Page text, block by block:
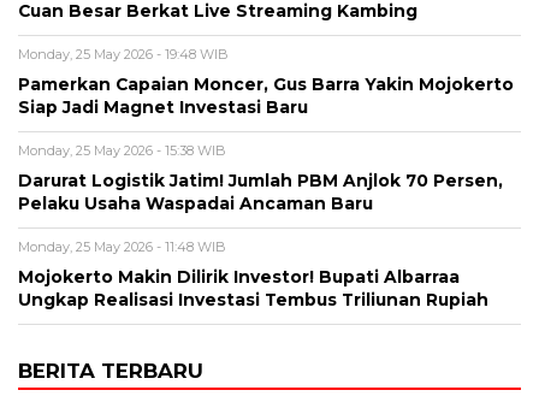
Cuan Besar Berkat Live Streaming Kambing
Monday, 25 May 2026 - 19:48 WIB
Pamerkan Capaian Moncer, Gus Barra Yakin Mojokerto
Siap Jadi Magnet Investasi Baru
Monday, 25 May 2026 - 15:38 WIB
Darurat Logistik Jatim! Jumlah PBM Anjlok 70 Persen,
Pelaku Usaha Waspadai Ancaman Baru
Monday, 25 May 2026 - 11:48 WIB
Mojokerto Makin Dilirik Investor! Bupati Albarraa
Ungkap Realisasi Investasi Tembus Triliunan Rupiah
BERITA TERBARU